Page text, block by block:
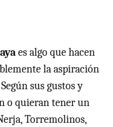
es algo que hacen
la aspiración
sus gustos y
o quieran tener un
Torremolinos,